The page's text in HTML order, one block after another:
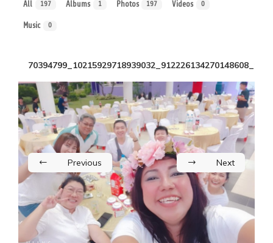
All 197 Albums 1 Photos 197 Videos 0
Music 0
70394799_10215929718939032_912226134270148608_n
Previous Next